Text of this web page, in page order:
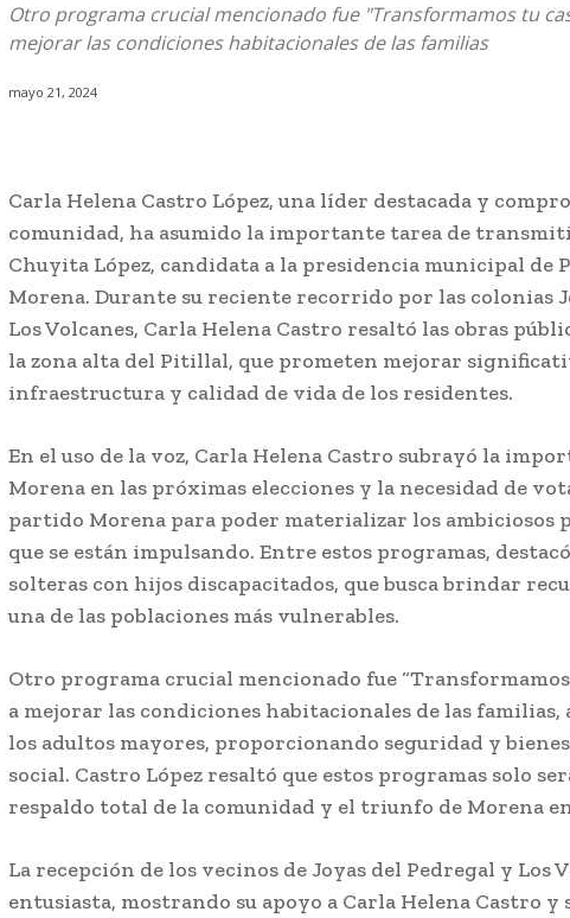
Otro programa crucial mencionado fue "Transformamos tu
mejorar las condiciones habitacionales de las familias
mayo 21, 2024
Carla Helena Castro López, una líder destacada y
comunidad, ha asumido la importante tarea de
Chuyita López, candidata a la presidencia municipal de
Morena. Durante su reciente recorrido por las colonias
Los Volcanes, Carla Helena Castro resaltó las obras
la zona alta del Pitillal, que prometen mejorar
infraestructura y calidad de vida de los residentes.
En el uso de la voz, Carla Helena Castro subrayó la
Morena en las próximas elecciones y la necesidad de
partido Morena para poder materializar los ambiciosos
que se están impulsando. Entre estos programas,
solteras con hijos discapacitados, que busca brindar
una de las poblaciones más vulnerables.
Otro programa crucial mencionado fue
a mejorar las condiciones habitacionales de las familias,
los adultos mayores, proporcionando seguridad y
social. Castro López resaltó que estos programas solo
respaldo total de la comunidad y el triunfo de Morena
La recepción de los vecinos de Joyas del Pedregal y Los
entusiasta, mostrando su apoyo a Carla Helena Castro y